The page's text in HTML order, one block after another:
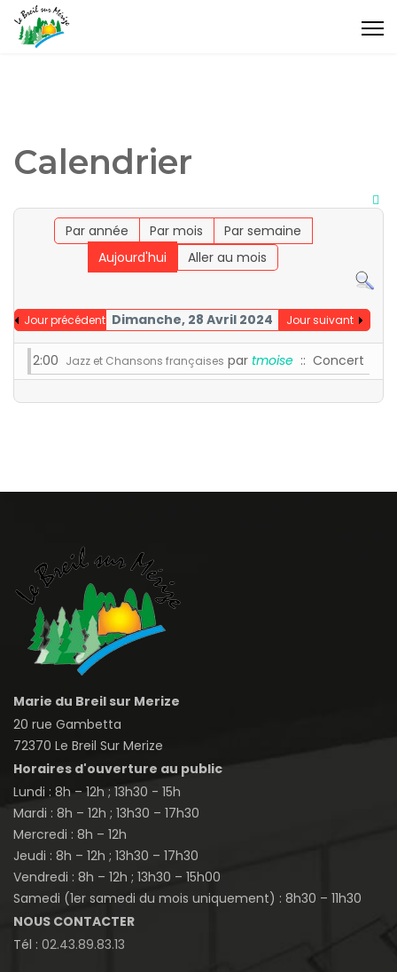
Calendrier
Par année Par mois
Par semaine
Aujourd'hui
Aller au mois
Jour précédent Dimanche, 28 Avril 2024 Jour suivant
2:00 Jazz et Chansons françaises par tmoise :: Concert
Marie du Breil sur Merize
20 rue Gambetta
72370 Le Breil Sur Merize
Horaires d'ouverture au public
Lundi : 8h – 12h ; 13h30 - 15h
Mardi : 8h – 12h ; 13h30 – 17h30
Mercredi : 8h – 12h
Jeudi : 8h – 12h ; 13h30 – 17h30
Vendredi : 8h – 12h ; 13h30 – 15h00
Samedi (1er samedi du mois uniquement) : 8h30 – 11h30
NOUS CONTACTER
Tél : 02.43.89.83.13